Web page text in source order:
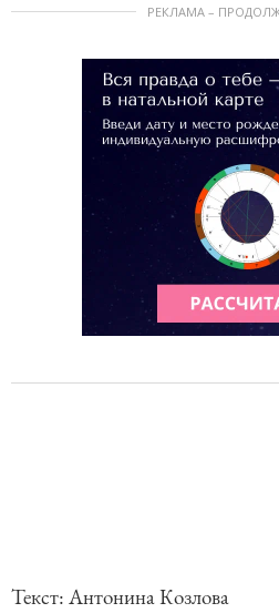
РЕКЛАМА –
Текст: Антонина Козлова